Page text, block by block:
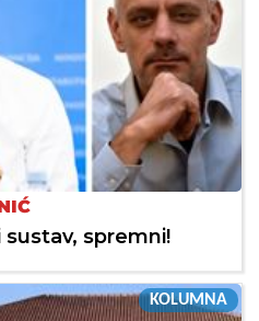
spremni!
KOLUMNA